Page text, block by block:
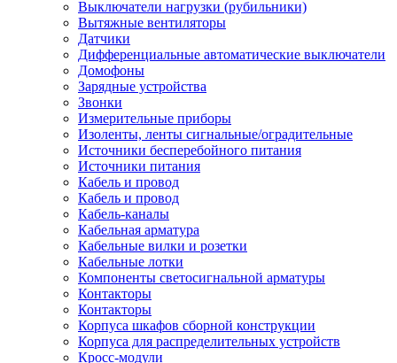
Выключатели нагрузки (рубильники)
Вытяжные вентиляторы
Датчики
Дифференциальные автоматические выключатели
Домофоны
Зарядные устройства
Звонки
Измерительные приборы
Изоленты, ленты сигнальные/оградительные
Источники бесперебойного питания
Источники питания
Кабель и провод
Кабель и провод
Кабель-каналы
Кабельная арматура
Кабельные вилки и розетки
Кабельные лотки
Компоненты светосигнальной арматуры
Контакторы
Контакторы
Корпуса шкафов сборной конструкции
Корпуса для распределительных устройств
Кросс-модули